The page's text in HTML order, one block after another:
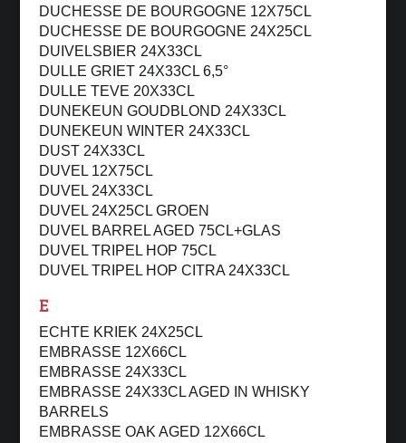
DUCHESSE DE BOURGOGNE 12X75CL
DUCHESSE DE BOURGOGNE 24X25CL
DUIVELSBIER 24X33CL
DULLE GRIET 24X33CL 6,5°
DULLE TEVE 20X33CL
DUNEKEUN GOUDBLOND 24X33CL
DUNEKEUN WINTER 24X33CL
DUST 24X33CL
DUVEL 12X75CL
DUVEL 24X33CL
DUVEL 24X25CL GROEN
DUVEL BARREL AGED 75CL+GLAS
DUVEL TRIPEL HOP 75CL
DUVEL TRIPEL HOP CITRA 24X33CL
E
ECHTE KRIEK 24X25CL
EMBRASSE 12X66CL
EMBRASSE 24X33CL
EMBRASSE 24X33CL AGED IN WHISKY
BARRELS
EMBRASSE OAK AGED 12X66CL